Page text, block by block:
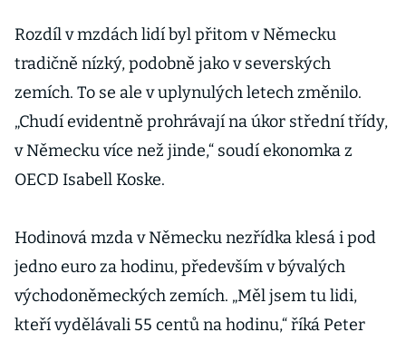
Rozdíl v mzdách lidí byl přitom v Německu
tradičně nízký, podobně jako v severských
zemích. To se ale v uplynulých letech změnilo.
„Chudí evidentně prohrávají na úkor střední třídy,
v Německu více než jinde,“ soudí ekonomka z
OECD Isabell Koske.
Hodinová mzda v Německu nezřídka klesá i pod
jedno euro za hodinu, především v bývalých
východoněmeckých zemích. „Měl jsem tu lidi,
kteří vydělávali 55 centů na hodinu,“ říká Peter